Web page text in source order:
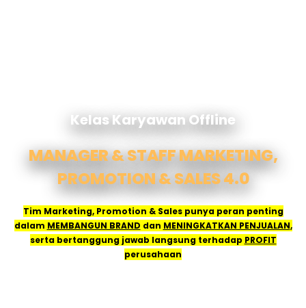
Kelas Karyawan Offline
MANAGER & STAFF MARKETING,
PROMOTION & SALES 4.0
Tim Marketing, Promotion & Sales punya peran penting
dalam MEMBANGUN BRAND dan MENINGKATKAN PENJUALAN,
serta bertanggung jawab langsung terhadap PROFIT
perusahaan